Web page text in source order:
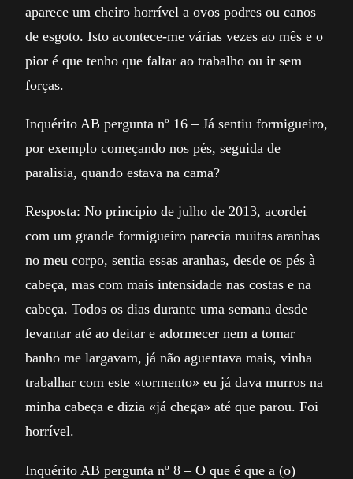
aparece um cheiro horrível a ovos podres ou canos
de esgoto. Isto acontece-me várias vezes ao mês e o
pior é que tenho que faltar ao trabalho ou ir sem
forças.
Inquérito AB pergunta nº 16 – Já sentiu formigueiro,
por exemplo começando nos pés, seguida de
paralisia, quando estava na cama?
Resposta: No princípio de julho de 2013, acordei
com um grande formigueiro parecia muitas aranhas
no meu corpo, sentia essas aranhas, desde os pés à
cabeça, mas com mais intensidade nas costas e na
cabeça. Todos os dias durante uma semana desde
levantar até ao deitar e adormecer nem a tomar
banho me largavam, já não aguentava mais, vinha
trabalhar com este «tormento» eu já dava murros na
minha cabeça e dizia «já chega» até que parou. Foi
horrível.
Inquérito AB pergunta nº 8 – O que é que a (o)